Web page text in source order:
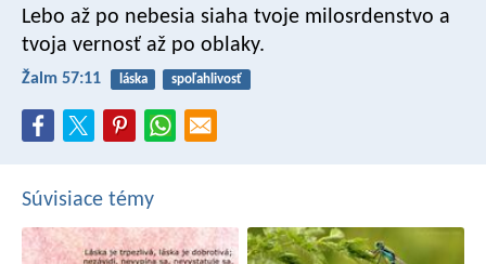
Lebo až po nebesia siaha tvoje milosrdenstvo a
tvoja vernosť až po oblaky.
Žalm 57:11 láska spoľahlivosť
Súvisiace témy